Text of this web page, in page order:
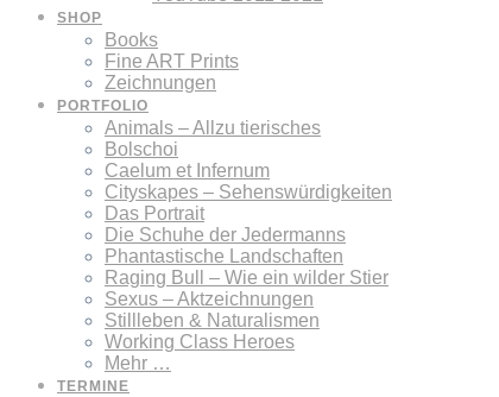
SHOP
Books
Fine ART Prints
Zeichnungen
PORTFOLIO
Animals – Allzu tierisches
Bolschoi
Caelum et Infernum
Cityskapes – Sehenswürdigkeiten
Das Portrait
Die Schuhe der Jedermanns
Phantastische Landschaften
Raging Bull – Wie ein wilder Stier
Sexus – Aktzeichnungen
Stillleben & Naturalismen
Working Class Heroes
Mehr …
TERMINE